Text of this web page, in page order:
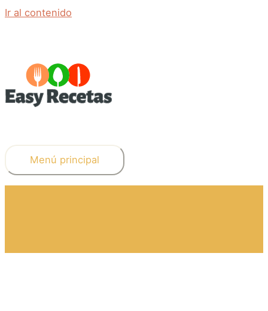
Ir al contenido
Menú principal